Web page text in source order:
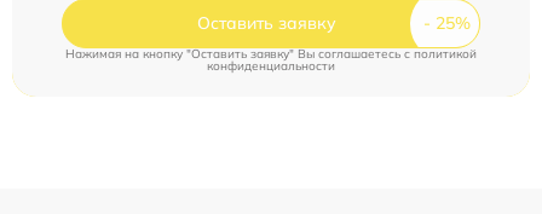
Оставить заявку
Нажимая на кнопку "Оставить заявку" Вы соглашаетесь cполитикой
конфиденциальности